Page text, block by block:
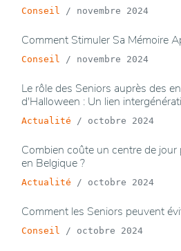
Conseil / novembre 2024
Comment Stimuler Sa Mémoire
Conseil / novembre 2024
Le rôle des Seniors auprès des
d'Halloween : Un lien
Actualité / octobre 2024
Combien coûte un centre de
en Belgique ?
Actualité / octobre 2024
Comment les Seniors peuvent
Conseil / octobre 2024